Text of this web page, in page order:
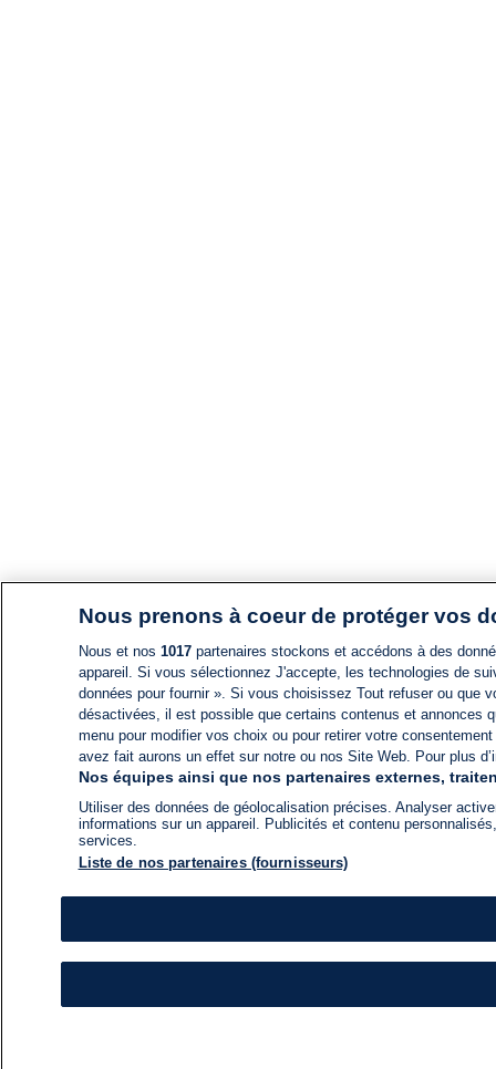
Nous prenons à coeur de protéger vos
Nous et nos 1017partenaires stockons et accédons à des
appareil. Si vous sélectionnez J'accepte, les technologies de
données pour fournir ». Si vous choisissez Tout refuser ou
désactivées, il est possible que certains contenus et annonces
menu pour modifier vos choix ou pour retirer votre
avez fait aurons un effet sur notre ou nos Site Web. Pour plus
Nos équipes ainsi que nos partenaires externes,
Utiliser des données de géolocalisation précises. Analyser
informations sur un appareil. Publicités et contenu
services.
Liste de nos partenaires (fournisseurs)